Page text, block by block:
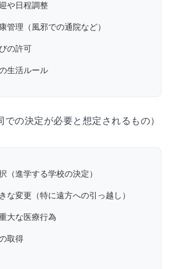
や日程調整
管理（風邪での通院など）
の許可
生活ルール
での決定が必要と想定されるもの）
（進学する学校の決定）
な変更（特に遠方への引っ越し）
大な医療行為
取得